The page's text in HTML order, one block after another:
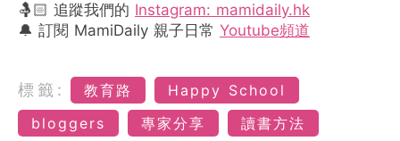
🤱🏻 追蹤我們的 Instagram: mamidaily.hk
🔔 訂閱 MamiDaily 親子日常 Youtube頻道
標籤: 教育路
Happy School
bloggers
專家分享 讀書方法